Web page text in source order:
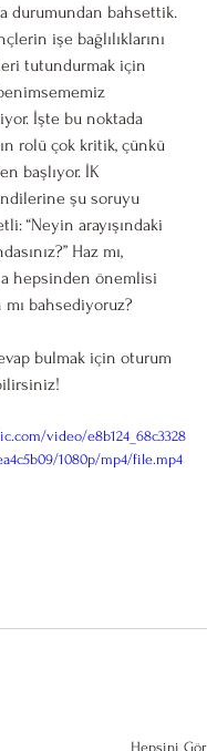
durumundan bahsettik.
işe bağlılıklarını
tutundurmak için
İşte bu noktada
rolü çok kritik, çünkü
başlıyor. İK
şu soruyu
“Neyin arayışındaki
Haz mı,
hepsinden önemlisi
mı bahsediyoruz?
bulmak için oturum
video/e8b124_68c3328
1080p/mp4/file.mp4
Hepsini Gör